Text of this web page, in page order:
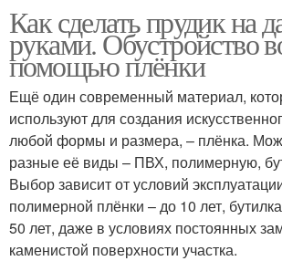
Как сделать прудик на
руками. Обустройство
помощью плёнки
Ещё один современный материал,
используют для создания
любой формы и размера, – плёнка.
разные её виды – ПВХ, полимерную,
Выбор зависит от условий
полимерной плёнки – до 10 лет,
50 лет, даже в условиях постоянных
каменистой поверхности участка.